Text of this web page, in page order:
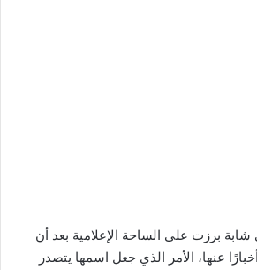
برزت على الساحة الإعلامية بعد أن
عنها، الأمر الذي جعل اسمها يتصدر